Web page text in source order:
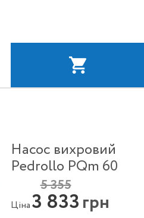
Насос вихровий
Pedrollo PQm 60
Ціна
5 355
3 833грн